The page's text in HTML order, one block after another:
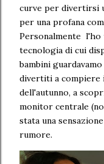
curve per divertirsi
per una profana
Personalmente l'ho
tecnologia di cui
bambini
divertiti a
dell'autunno, a
monitor centrale
stata una
rumore.